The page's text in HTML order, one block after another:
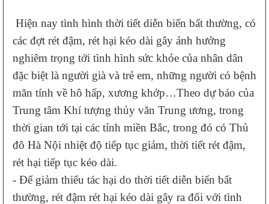
Hiện nay tình hình thời tiết diễn biến bất thường, có
các đợt rét đậm, rét hại kéo dài gây ảnh hưởng
nghiêm trọng tới tình hình sức khỏe của nhân dân
đặc biệt là người già và trẻ em, những người có bệnh
mãn tính về hô hấp, xương khớp…Theo dự báo của
Trung tâm Khí tượng thủy văn Trung ương, trong
thời gian tới tại các tỉnh miền Bắc, trong đó có Thủ
đô Hà Nội nhiệt độ tiếp tục giảm, thời tiết rét đậm,
rét hại tiếp tục kéo dài.
- Để giảm thiểu tác hại do thời tiết diễn biến bất
thường, rét đậm rét hại kéo dài gây ra đối với tình